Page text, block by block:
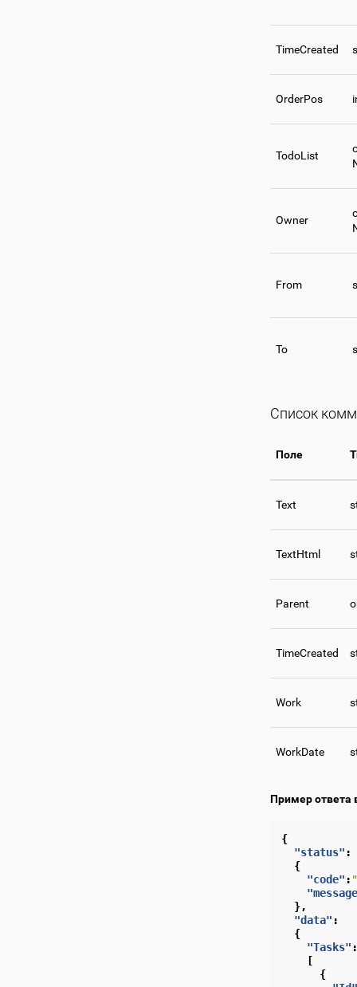
TimeCreated
OrderPos
TodoList
Owner
From
To
Список
Поле
Text
TextHtml
Parent
TimeCreated
Work
WorkDate
Пример ответа
{
"status" :
{
"code" :
},
"data" :
{
"Tasks" :
[
{